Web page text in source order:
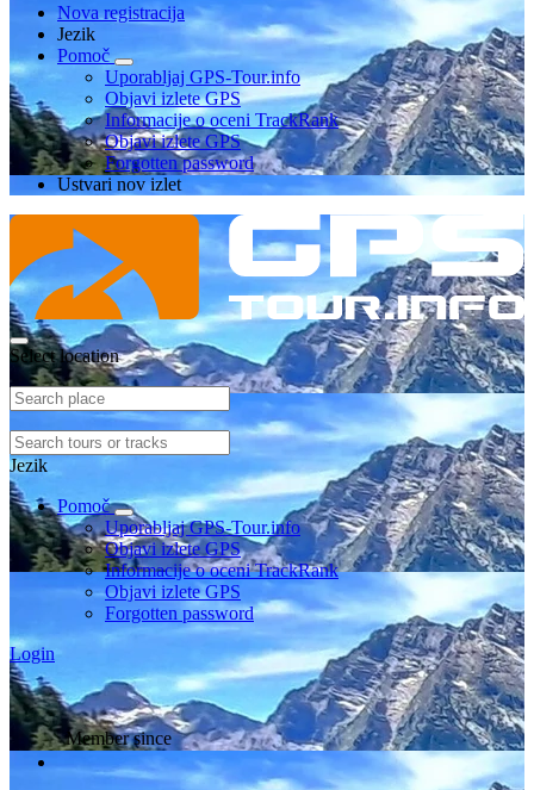
Nova registracija
Jezik
Pomoč
Uporabljaj GPS-Tour.info
Objavi izlete GPS
Informacije o oceni TrackRank
Objavi izlete GPS
Forgotten password
Ustvari nov izlet
Select location
Jezik
Pomoč
Uporabljaj GPS-Tour.info
Objavi izlete GPS
Informacije o oceni TrackRank
Objavi izlete GPS
Forgotten password
Login
Member since